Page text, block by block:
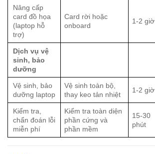
Nâng cấp
card đồ họa
(laptop hỗ
trợ)
Card rời hoặc
onboard
1-2 giờ
Dịch vụ vệ
sinh, bảo
dưỡng
Vệ sinh, bảo
dưỡng laptop
Vệ sinh toàn bộ,
thay keo tản nhiệt
1-2 giờ
Kiểm tra,
chẩn đoán lỗi
miễn phí
Kiểm tra toàn diện
phần cứng và
phần mềm
15-30
phút